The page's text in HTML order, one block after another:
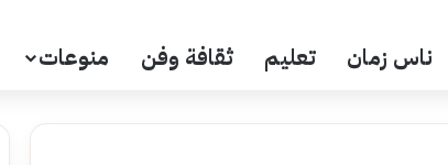
ناس زمان تعليم ثقافة وفن منوعات